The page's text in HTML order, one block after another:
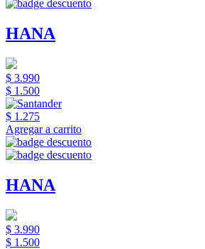
HANA
$ 3.990
$ 1.500
$ 1.275
Agregar a carrito
HANA
$ 3.990
$ 1.500